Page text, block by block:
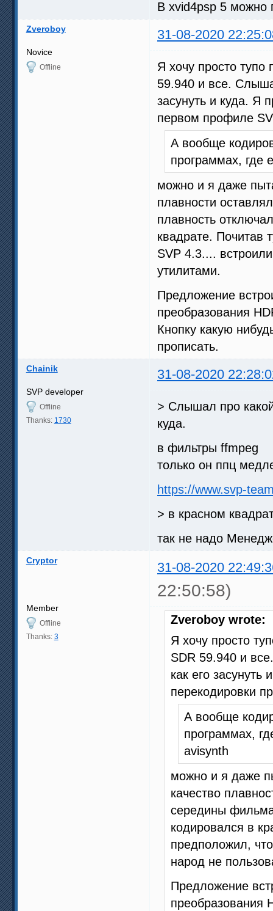
В xvid4psp 5 можно
Zveroboy 31-08-2020
Novice
Offline
Я хочу просто тупо
59.940 и все.
засунуть и куда. Я
первом профиле
А вообще
программах, где
можно и я даже
плавности
плавность
квадрате. Почитав
SVP 4.3....
утилитами.
Предложение
преобразования
Кнопку какую
прописать.
Chainik 31-08-2020
SVP developer
Offline
Thanks: 1730
> Слышал про
куда.
в фильтры ffmpeg
только он ппц
https://www.svp-
> в красном
так не надо
Cryptor 31-08-2020
22:50:58)
Member
Offline
Thanks: 3
Zveroboy wrote:
Я хочу просто
SDR 59.940 и
как его засунуть
перекодировки
А вообще
программах,
avisynth
можно и я даже
качество
середины
кодировался в
предположил,
народ не
Предложение
преобразования